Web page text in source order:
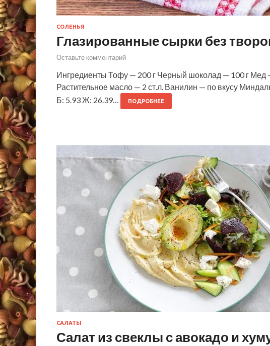
СОЛЕНЬЯ
Глазированные сырки без
Оставьте комментарий
Ингредиенты Тофу — 200 г Черный шоколад — 100 г Мед
Растительное масло — 2 ст.л. Ванилин — по вкусу
Б: 5.93 Ж: 26.39…
ПОДРОБНЕЕ
САЛАТЫ
Салат из свеклы с авокадо и